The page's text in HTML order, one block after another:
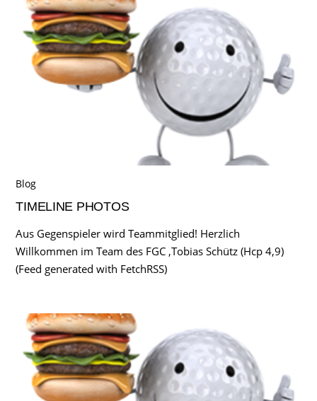
Blog
TIMELINE PHOTOS
Aus Gegenspieler wird Teammitglied! Herzlich
Willkommen im Team des FGC ,Tobias Schütz (Hcp 4,9)
(Feed generated with FetchRSS)